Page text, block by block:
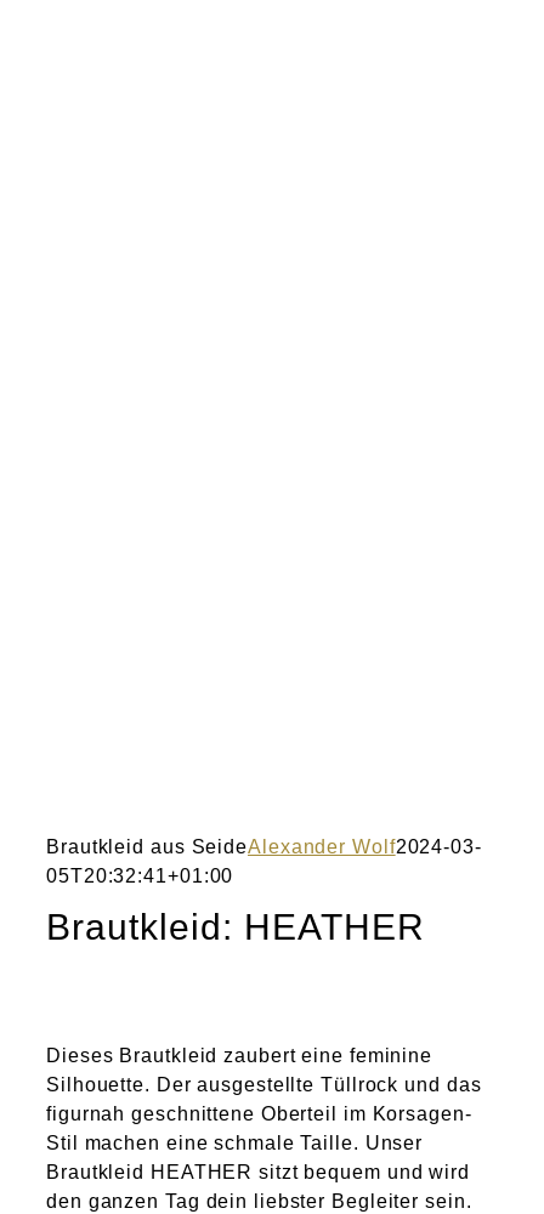
Brautkleid aus SeideAlexander Wolf2024-03-
05T20:32:41+01:00
Brautkleid: HEATHER
Dieses Brautkleid zaubert eine feminine
Silhouette. Der ausgestellte Tüllrock und das
figurnah geschnittene Oberteil im Korsagen-
Stil machen eine schmale Taille. Unser
Brautkleid HEATHER sitzt bequem und wird
den ganzen Tag dein liebster Begleiter sein.